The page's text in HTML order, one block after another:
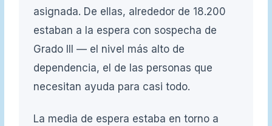
asignada. De ellas, alrededor de 18.200
estaban a la espera con sospecha de
Grado III — el nivel más alto de
dependencia, el de las personas que
necesitan ayuda para casi todo.
La media de espera estaba en torno a